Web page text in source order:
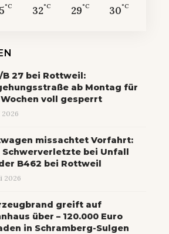
°C 32°C 29°C 30°C
B 27 bei Rottweil:
ab Montag für
voll gesperrt
2026
missachtet Vorfahrt:
Schwerverletzte bei Unfall
B462 bei Rottweil
2026
greift auf
über – 120.000 Euro
in Schramberg-Sulgen